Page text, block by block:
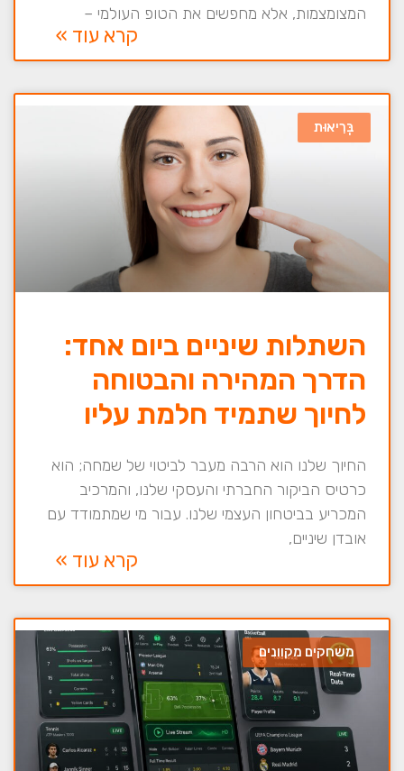
המצומצמות, אלא מחפשים את הטופ העולמי –
קרא עוד »
בְּרִיאוּת
השתלות שיניים ביום אחד:
הדרך המהירה והבטוחה
לחיוך שתמיד חלמת עליו
החיוך שלנו הוא הרבה מעבר לביטוי של שמחה; הוא
כרטיס הביקור החברתי והעסקי שלנו, והמרכיב
המכריע בביטחון העצמי שלנו. עבור מי שמתמודד עם
אובדן שיניים,
קרא עוד »
משחקים מקוונים